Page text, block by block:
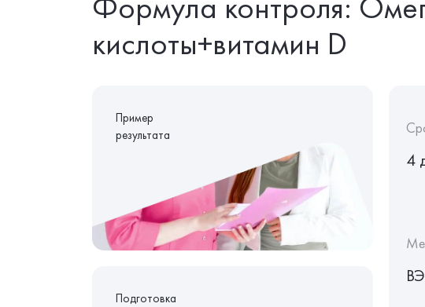
кислоты+витамин D
Пример
результата
Подготовка
4